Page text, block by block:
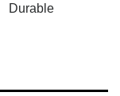
Durable